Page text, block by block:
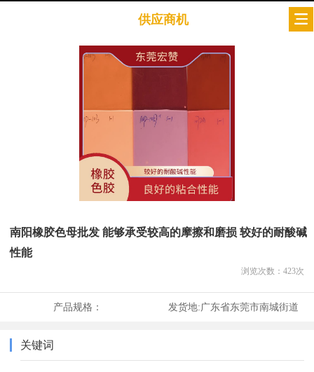
供应商机
南阳橡胶色母批发 能够承受较高的摩擦和磨损 较好的耐酸碱
性能
浏览次数： 423次
产品规格： 发货地:广东省东莞市南城街道
关键词